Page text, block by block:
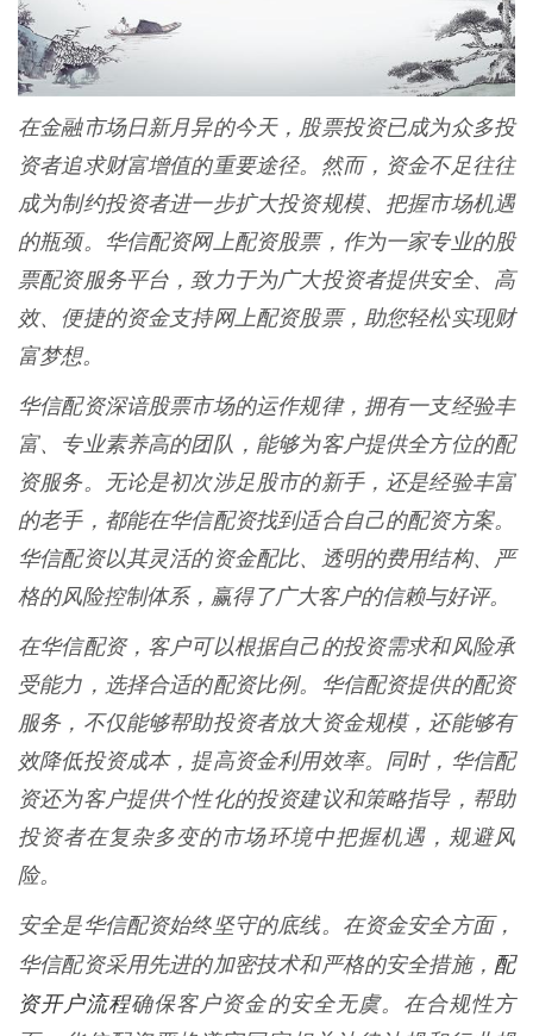
在金融市场日新月异的今天，股票投资已成为众多投
资者追求财富增值的重要途径。然而，资金不足往往
成为制约投资者进一步扩大投资规模、把握市场机遇
的瓶颈。华信配资网上配资股票，作为一家专业的股
票配资服务平台，致力于为广大投资者提供安全、高
效、便捷的资金支持网上配资股票，助您轻松实现财
富梦想。
华信配资深谙股票市场的运作规律，拥有一支经验丰
富、专业素养高的团队，能够为客户提供全方位的配
资服务。无论是初次涉足股市的新手，还是经验丰富
的老手，都能在华信配资找到适合自己的配资方案。
华信配资以其灵活的资金配比、透明的费用结构、严
格的风险控制体系，赢得了广大客户的信赖与好评。
在华信配资，客户可以根据自己的投资需求和风险承
受能力，选择合适的配资比例。华信配资提供的配资
服务，不仅能够帮助投资者放大资金规模，还能够有
效降低投资成本，提高资金利用效率。同时，华信配
资还为客户提供个性化的投资建议和策略指导，帮助
投资者在复杂多变的市场环境中把握机遇，规避风
险。
安全是华信配资始终坚守的底线。在资金安全方面，
华信配资采用先进的加密技术和严格的安全措施， 配
资开户流程确保客户资金的安全无虞。在合规性方